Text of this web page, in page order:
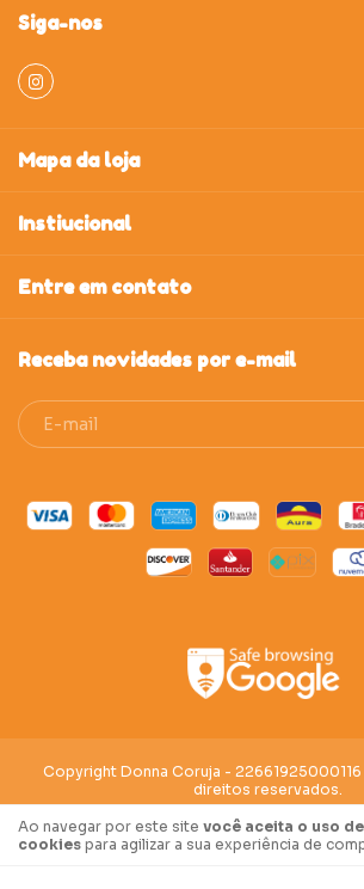
Ao navegar por este site você aceita o uso de
cookies para agilizar a sua experiência de
Siga-nos
Mapa da loja
Instiucional
Entre em contato
Receba novidades por e-mail
Copyright Donna Coruja -
direitos reservados.